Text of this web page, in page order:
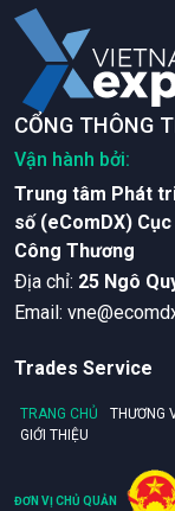
CỔNG THÔNG
Vận hành bởi:
Trung tâm Phát
số (eComDX)
Công Thương
Ðịa chỉ: 25 Ngô
Email:
Trades Service
TRANG CHỦ THƯƠNG
GIỚI THIỆU
ĐƠN VỊ CHỦ QUẢN